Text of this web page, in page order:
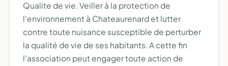
Qualite de vie. Veiller à la protection de
l'environnement à Chateaurenard et lutter
contre toute nuisance susceptible de perturber
la qualité de vie de ses habitants. A cette fin
l'association peut engager toute action de